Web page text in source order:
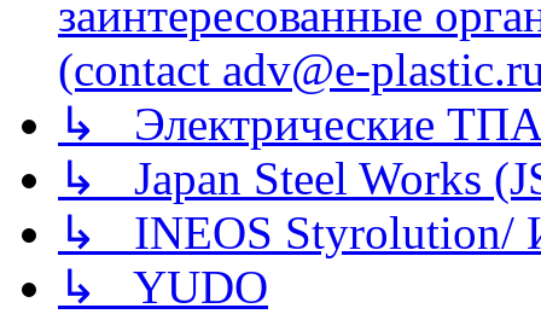
заинтересованные
(contact adv@e-
↳ Электрические
↳ Japan Steel Works
↳ INEOS
↳ YUDO